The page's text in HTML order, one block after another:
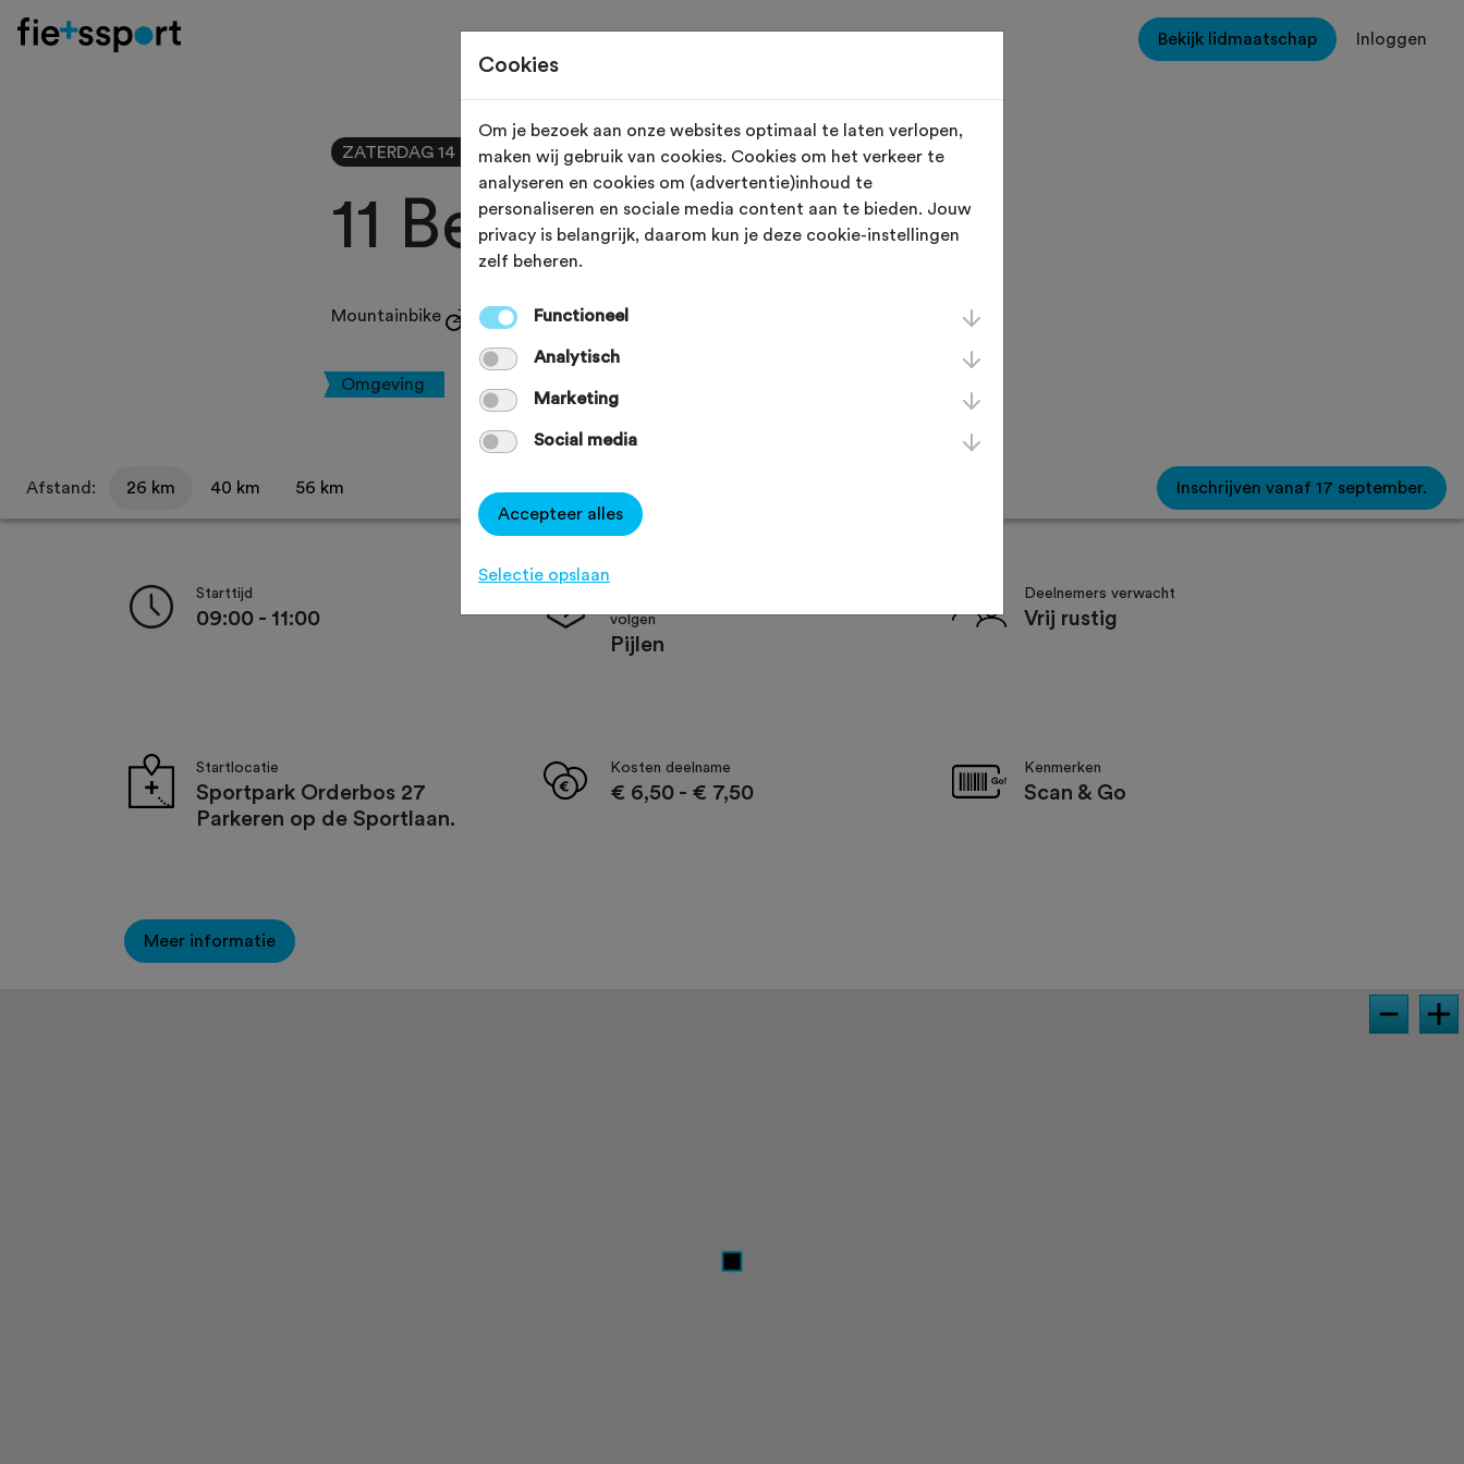
Bekijk lidmaatschap Inloggen
ZATERDAG 14 NOV Apeldoorn (Gelderland)
11 Bergen MTB tocht
Mountainbike Agenda
Omgeving
Afstand: 26 km 40 km 56 km Inschrijven vanaf 17 september.
Starttijd
09:00 - 11:00
volgen
Pijlen
Deelnemers verwacht
Vrij rustig
Startlocatie
Sportpark Orderbos 27
Parkeren op de Sportlaan.
Kosten deelname
€ 6,50 - € 7,50
Kenmerken
Scan & Go
Meer informatie
Cookies
Om je bezoek aan onze websites optimaal te laten verlopen,
maken wij gebruik van cookies. Cookies om het verkeer te
analyseren en cookies om (advertentie)inhoud te
personaliseren en sociale media content aan te bieden. Jouw
privacy is belangrijk, daarom kun je deze cookie-instellingen
zelf beheren.
Functioneel
Analytisch
Marketing
Social media
Accepteer alles
Selectie opslaan